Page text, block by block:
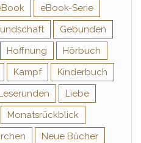
eBook-Serie
Gebunden
Hoffnung
Hörbuch
Kampf
Kinderbuch
Liebe
Monatsrückblick
Neue Bücher